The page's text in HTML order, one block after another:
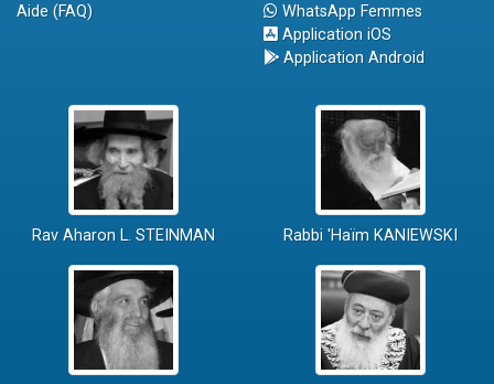
Aide (FAQ)
WhatsApp Femmes
Application iOS
Application Android
Rav Aharon L. STEINMAN Rabbi 'Haïm KANIEWSKI